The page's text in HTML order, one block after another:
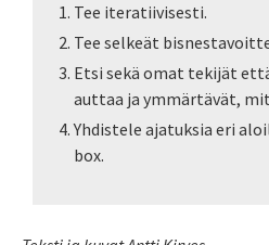
Tee iteratiivisesti.
Tee selkeät
Etsi sekä omat ­tekijät
auttaa ja ymmärtävät,
Yhdistele ajatuksia eri
box.